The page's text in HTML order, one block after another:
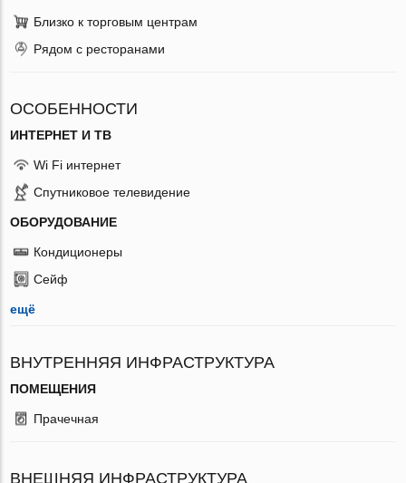
Близко к торговым центрам
Рядом с ресторанами
ОСОБЕННОСТИ
ИНТЕРНЕТ И ТВ
Wi Fi интернет
Спутниковое телевидение
ОБОРУДОВАНИЕ
Кондиционеры
Сейф
ещё
ВНУТРЕННЯЯ ИНФРАСТРУКТУРА
ПОМЕЩЕНИЯ
Прачечная
ВНЕШНЯЯ ИНФРАСТРУКТУРА